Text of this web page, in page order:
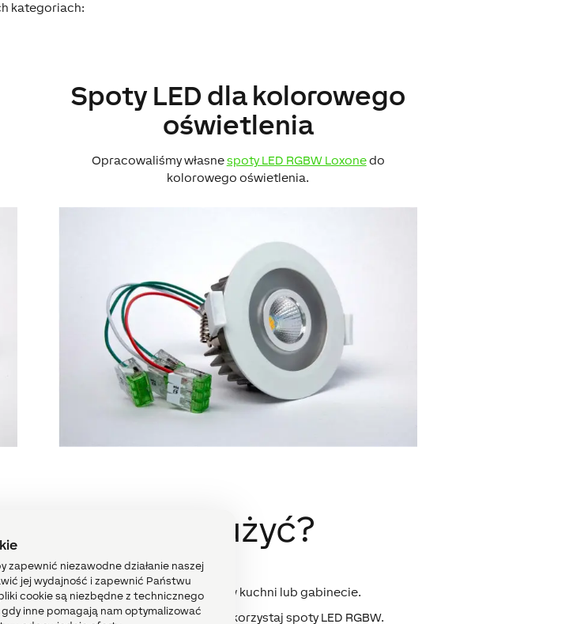
zapewnić niezawodne działanie naszej
jej wydajność i zapewnić Państwu
cookie są niezbędne z technicznego
inne pomagają nam optymalizować
kategoriach:
Spoty LED dla kolorowego
oświetlenia
Opracowaliśmy własnespoty LED RGBW Loxonedo
kolorowego oświetlenia.
użyć?
potrzebna jest duża ilość światła, np. w kuchni lub gabinecie.
na suficie, ścianach czy meblach wykorzystaj spoty LED RGBW.